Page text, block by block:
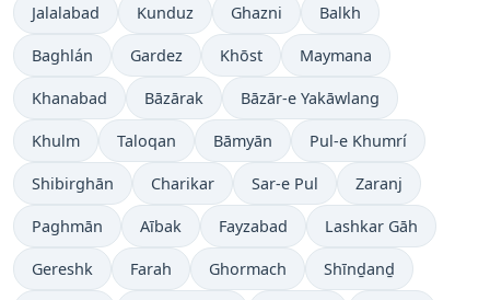
Jalalabad Kunduz Ghazni Balkh
Baghlán Gardez Khōst Maymana
Khanabad Bāzārak Bāzār-e Yakāwlang
Khulm Taloqan Bāmyān Pul-e Khumrí
Shibirghān Charikar Sar-e Pul Zaranj
Paghmān Aībak Fayzabad Lashkar Gāh
Gereshk Farah Ghormach Shīnḏanḏ